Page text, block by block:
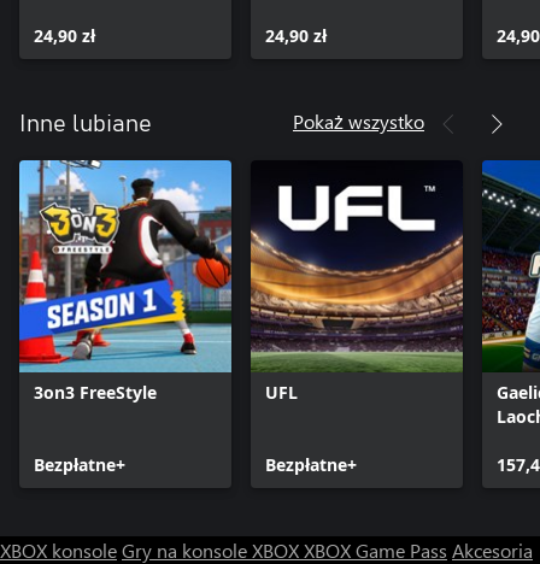
24,90 zł
24,90 zł
Inne lubiane Pokaż wszystko
3on3 FreeStyle
Bezpłatne+
UFL
Bezpłatne+
XBOX konsoleGry na konsole XBOXXBOX Game Pass Akcesoria